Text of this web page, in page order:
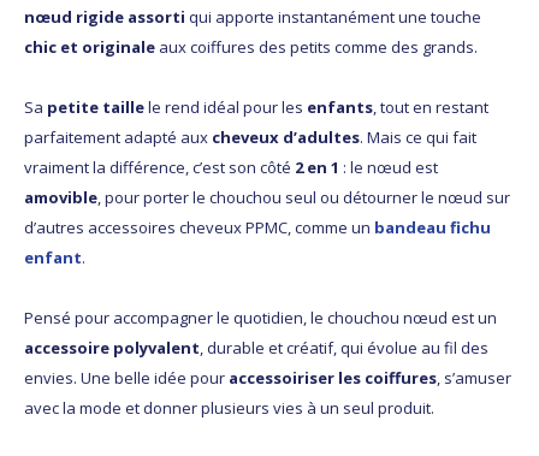
nœud rigide assorti qui apporte instantanément une touche
chic et originale aux coiffures des petits comme des grands.
Sa petite taillele rend idéal pour les enfants, tout en restant
parfaitement adapté aux cheveux d’adultes. Mais ce qui fait
vraiment la différence, c’est son côté 2 en 1 : le nœud est
amovible, pour porter le chouchou seul ou détourner le nœud sur
d’autres accessoires cheveux PPMC, comme un bandeau fichu
enfant.
Pensé pour accompagner le quotidien, le chouchou nœud est un
accessoire polyvalent, durable et créatif, qui évolue au fil des
envies. Une belle idée pour accessoiriser les coiffures, s’amuser
avec la mode et donner plusieurs vies à un seul produit.